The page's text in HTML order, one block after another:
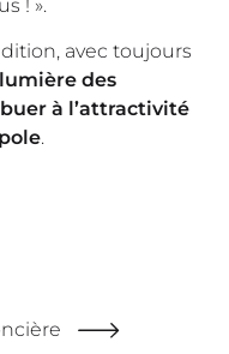
! ».
avec toujours
des
à l’attractivité
.